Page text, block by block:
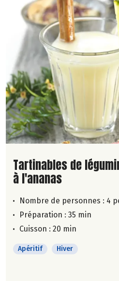
Lire la suite de la
Tartinables de
à l'ananas
Nombre de personnes : 4
Préparation : 35 min
Cuisson : 20 min
Apéritif Hiver